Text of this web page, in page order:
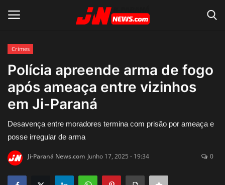
Home
Acidente
Notícias do Mundo
Crimes
Polícia apreende arma de fogo
após ameaça entre vizinhos
em Ji-Paraná
Desavença entre moradores termina com prisão por ameaça e
posse irregular de arma
Ji-Paraná News.com Junho 17, 2025 - 19:34 0